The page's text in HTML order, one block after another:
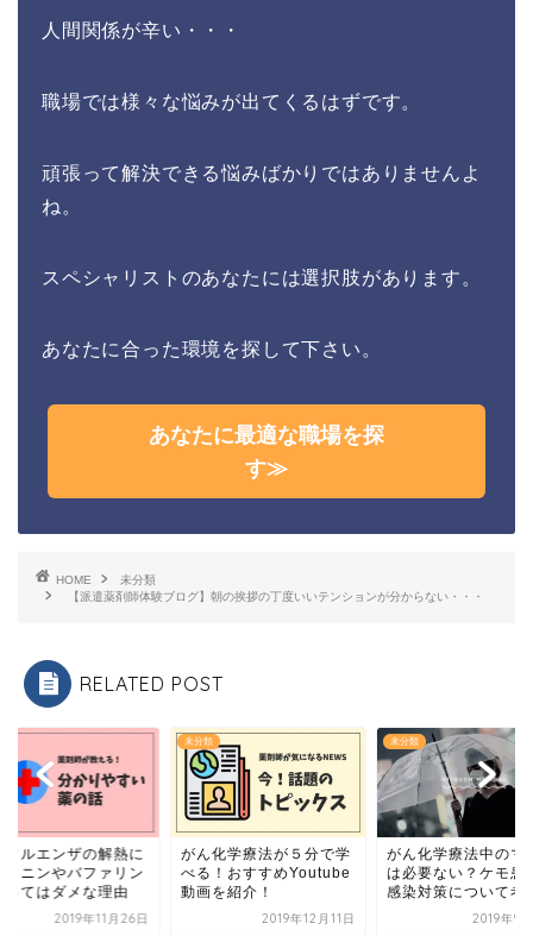
人間関係が辛い・・・
職場では様々な悩みが出てくるはずです。
頑張って解決できる悩みばかりではありませんよ
ね。
スペシャリストのあなたには選択肢があります。
あなたに合った環境を探して下さい。
あなたに最適な職場を探
す≫
HOME
未分類
【派遣薬剤師体験ブログ】朝の挨拶の丁度いいテンションが分からない・・・
RELATED POST
フルエンザの解熱に
ソニンやバファリン
ってはダメな理由
2019年11月26日
未分類
がん化学療法が５分で学
べる！おすすめYoutube
動画を紹介！
2019年12月11日
未分類
がん化学療法中のマ
は必要ない？ケモ患
感染対策について考
2019年9